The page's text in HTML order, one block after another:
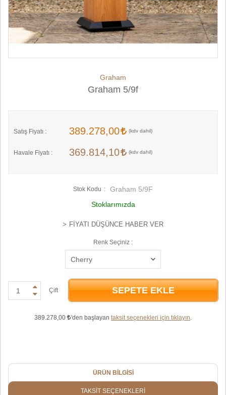
Graham
Graham 5/9f
Satış Fiyatı : 389.278,00
Havale Fiyatı : 369.814,10
Stok Kodu
Graham 5/9F
Stoklarımızda
FIYATI DÜŞÜNCE HABER VER
Renk Seçiniz :
Çift SEPETE EKLE
389.278,00 'den başlayan taksit seçenekleri için tıklayın.
ÜRÜN BILGISI
TAKSIT SEÇENEKLERI